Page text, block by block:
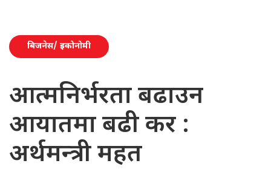
बिजनेस/ इकोनोमी
आत्मनिर्भरता बढाउन
आयातमा बढी कर :
अर्थमन्त्री महत